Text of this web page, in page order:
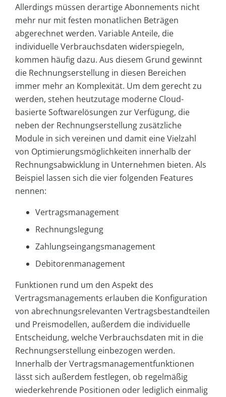
Allerdings müssen derartige Abonnements nicht
mehr nur mit festen monatlichen Beträgen
abgerechnet werden. Variable Anteile, die
individuelle Verbrauchsdaten widerspiegeln,
kommen häufig dazu. Aus diesem Grund gewinnt
die Rechnungserstellung in diesen Bereichen
immer mehr an Komplexität. Um dem gerecht zu
werden, stehen heutzutage moderne Cloud-
basierte Softwarelösungen zur Verfügung, die
neben der Rechnungserstellung zusätzliche
Module in sich vereinen und damit eine Vielzahl
von Optimierungsmöglichkeiten innerhalb der
Rechnungsabwicklung in Unternehmen bieten. Als
Beispiel lassen sich die vier folgenden Features
nennen:
Vertragsmanagement
Rechnungslegung
Zahlungseingangsmanagement
Debitorenmanagement
Funktionen rund um den Aspekt des
Vertragsmanagements erlauben die Konfiguration
von abrechnungsrelevanten Vertragsbestandteilen
und Preismodellen, außerdem die individuelle
Entscheidung, welche Verbrauchsdaten mit in die
Rechnungserstellung einbezogen werden.
Innerhalb der Vertragsmanagementfunktionen
lässt sich außerdem festlegen, ob regelmäßig
wiederkehrende Positionen oder lediglich einmalig